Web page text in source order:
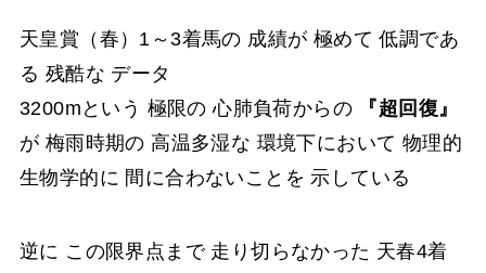
天皇賞（春）1～3着馬の 成績が 極めて 低調であ
る 残酷な データ
3200mという 極限の 心肺負荷からの
『超回復』
が 梅雨時期の 高温多湿な 環境下において 物理的
生物学的に 間に合わないことを 示している
逆に この限界点まで 走り切らなかった 天春4着